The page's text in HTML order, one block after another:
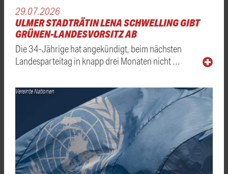
29.07.2026
ULMER STADTRÄTIN LENA SCHWELLING GIBT
GRÜNEN-LANDESVORSITZ AB
Die 34-Jährige hat angekündigt, beim nächsten
Landesparteitag in knapp drei Monaten nicht …
Vereinte Nationen